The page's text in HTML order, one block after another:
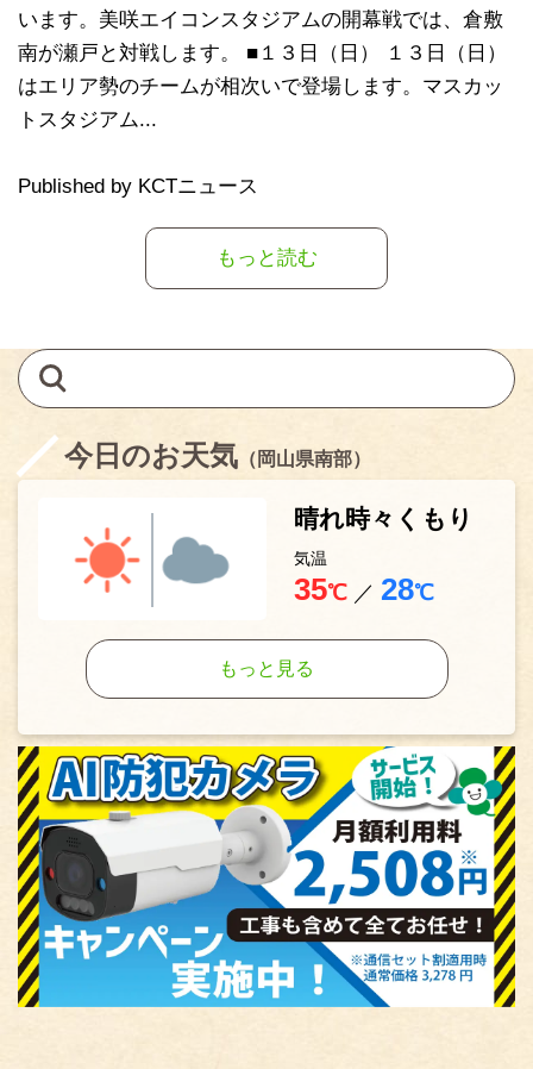
います。美咲エイコンスタジアムの開幕戦では、倉敷
南が瀬戸と対戦します。 ■１３日（日） １３日（日）
はエリア勢のチームが相次いで登場します。マスカッ
トスタジアム...
Published by KCTニュース
もっと読む
今日のお天気 （岡山県南部）
晴れ時々くもり
気温
35℃ ／ 28℃
もっと見る